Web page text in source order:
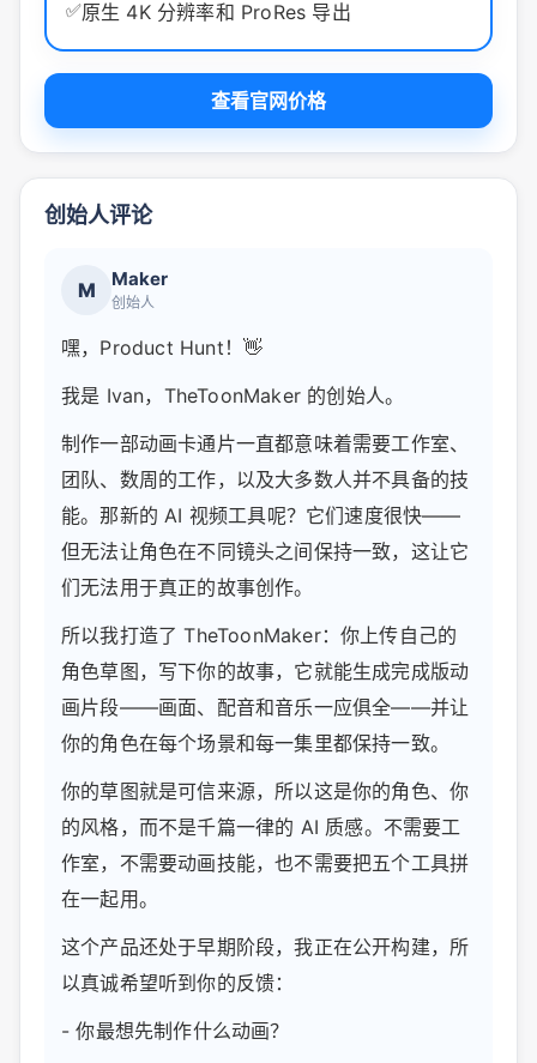
✅原生 4K 分辨率和 ProRes 导出
查看官网价格
创始人评论
M Maker
创始人
嘿，Product Hunt！👋
我是 Ivan，TheToonMaker 的创始人。
制作一部动画卡通片一直都意味着需要工作室、
团队、数周的工作，以及大多数人并不具备的技
能。那新的 AI 视频工具呢？它们速度很快——
但无法让角色在不同镜头之间保持一致，这让它
们无法用于真正的故事创作。
所以我打造了 TheToonMaker：你上传自己的
角色草图，写下你的故事，它就能生成完成版动
画片段——画面、配音和音乐一应俱全——并让
你的角色在每个场景和每一集里都保持一致。
你的草图就是可信来源，所以这是你的角色、你
的风格，而不是千篇一律的 AI 质感。不需要工
作室，不需要动画技能，也不需要把五个工具拼
在一起用。
这个产品还处于早期阶段，我正在公开构建，所
以真诚希望听到你的反馈：
- 你最想先制作什么动画？